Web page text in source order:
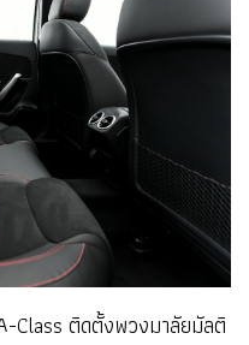
Class ติดตั้งพวงมาลัยมัลติ